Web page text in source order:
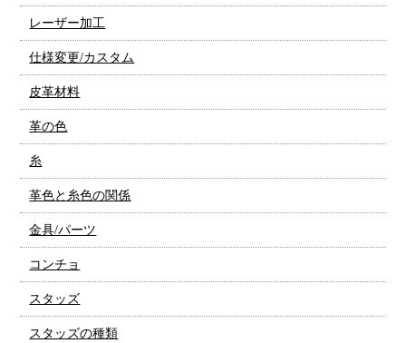
レーザー加工
仕様変更/カスタム
皮革材料
革の色
糸
革色と糸色の関係
金具/パーツ
コンチョ
スタッズ
スタッズの種類